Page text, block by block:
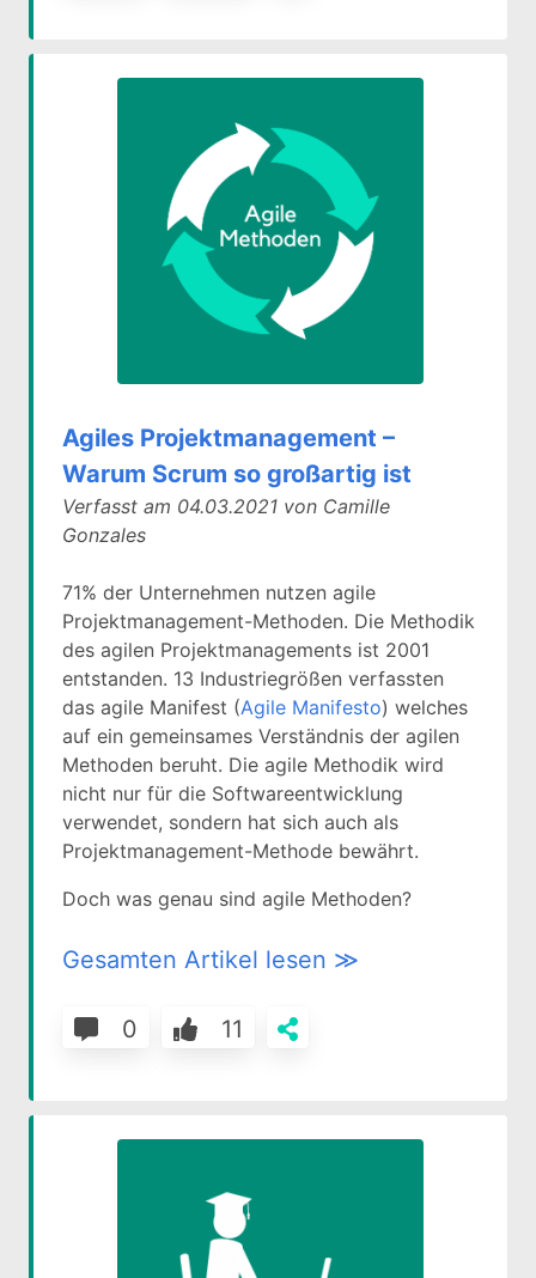
Agiles Projektmanagement –
Warum Scrum so großartig ist
Verfasst am 04.03.2021 von Camille
Gonzales
71% der Unternehmen nutzen agile
Projektmanagement-Methoden. Die Methodik
des agilen Projektmanagements ist 2001
entstanden. 13 Industriegrößen verfassten
das agile Manifest (Agile Manifesto) welches
auf ein gemeinsames Verständnis der agilen
Methoden beruht. Die agile Methodik wird
nicht nur für die Softwareentwicklung
verwendet, sondern hat sich auch als
Projektmanagement-Methode bewährt.
Doch was genau sind agile Methoden?
Gesamten Artikel lesen ≫
0 11